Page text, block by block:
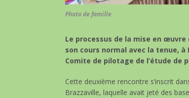
Photo de famille
Le processus de la mise en œuvre
son cours normal avec la tenue, à
Comite de pilotage de l’étude de
Cette deuxième rencontre s’inscrit
Brazzaville, laquelle avait jeté des